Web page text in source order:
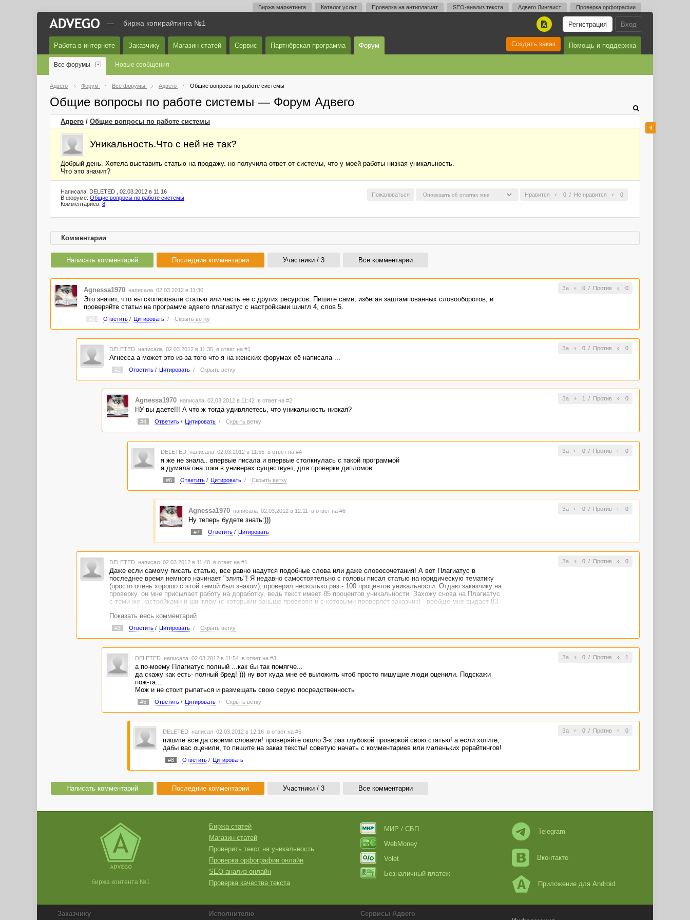
Биржа маркетинга Каталог услуг Проверка на антиплагиат SEO-анализ текста Адвего Лингвист Проверка орфографии
Вход
Регистрация
A
— биржа копирайтинга №1
Работа в интернете Заказчику Магазин статей Сервис Партнёрская программа Форум Помощь и поддержка
Создать заказ
Все форумы Новые сообщения
Адвего Форум Все форумы Адвего Общие вопросы по работе системы
Общие вопросы по работе системы — Форум Адвего
Адвего / Общие вопросы по работе системы
Уникальность.Что с ней не так?
Добрый день. Хотела выставить статью на продажу. но получила ответ от системы, что у моей работы низкая уникальность.
Что это значит?
Нравится 0 / Не нравится 0
Пожаловаться
Написала: DELETED , 02.03.2012 в 11:16
В форуме: Общие вопросы по работе системы
Комментариев: 8
Комментарии
Написать комментарий Последние комментарии Участники / 3 Все комментарии
За 0/ Против 0
Agnessa1970 написала 02.03.2012 в 11:30
Это значит, что вы скопировали статью или часть ее с других ресурсов. Пишите сами, избегая заштампованных словооборотов, и
проверяйте статьи на программе адвего плагиатус с настройками шингл 4, слов 5.
Ответить/ Цитировать / Скрыть ветку
За 0/ Против 0
DELETED написала 02.03.2012 в 11:35 в ответ на #1
Агнесса а может это из-за того что я на женских форумах её написала ...
#2 Ответить/ Цитировать / Скрыть ветку
За 1 / Против 0
Agnessa1970 написала 02.03.2012 в 11:42 в ответ на #2
НУ вы даете!!! А что ж тогда удивляетесь, что уникальность низкая?
#4 Ответить/ Цитировать / Скрыть ветку
За 0/ Против 0
DELETED написала 02.03.2012 в 11:55 в ответ на #4
я же не знала.. впервые писала и впервые столкнулась с такой программой
я думала она тока в универах существует, для проверки дипломов
#6 Ответить/ Цитировать / Скрыть ветку
За 0/ Против 0
Agnessa1970 написала 02.03.2012 в 12:11 в ответ на #6
Ну теперь будете знать:)))
#7 Ответить/ Цитировать
За 0/ Против 0
DELETED написал 02.03.2012 в 11:40 в ответ на #1
Даже если самому писать статью, все равно надутся подобные слова или даже словосочетания! А вот Плагиатус в
последнее время немного начинает "злить"! Я недавно самостоятельно с головы писал статью на юридическую тематику
(просто очень хорошо с этой темой был знаком), проверил несколько раз - 100 процентов уникальности. Отдаю заказчику на
проверку, он мне присылает работу на доработку, ведь текст имеет 85 процентов уникальности. Захожу снова на Плагиатус
с теми же настройками и шинглом (с которыми раньше проверял и с которыми проверяет заказчик) - вообще мне выдает 83
существету ни одной программы, которая проверит на все сто процентов уникальность текстов.
Показать весь комментарий
#3 Ответить/ Цитировать / Скрыть ветку
За 0/ Против 1
DELETED написала 02.03.2012 в 11:54 в ответ на #3
а по-моему Плагиатус полный ...как бы так помягче...
да скажу как есть- полный бред! ))) ну вот куда мне её выложить чтоб просто пишущие люди оценили. Подскажи
пож-та...
Мож и не стоит рыпаться и размещать свою серую посредственность
#5 Ответить/ Цитировать / Скрыть ветку
За 0/ Против 0
DELETED написал 02.03.2012 в 12:16 в ответ на #5
пишите всегда своими словами! проверяйте около 3-х раз глубокой проверкой свою статью! а если хотите,
дабы вас оценили, то пишите на заказ тексты! советую начать с комментариев или маленьких рерайтингов!
#8 Ответить/ Цитировать
Написать комментарий Последние комментарии Участники / 3 Все комментарии
биржа контента №1
Биржа статей
Магазин статей
Проверить текст на уникальность
Проверка орфографии онлайн
SEO анализ онлайн
Проверка качества текста
МИР / СБП
WebMoney
Volet
Безналичный платеж
Telegram
Вконтакте
Приложение для Android
Заказчику Исполнителю
Сервисы Адвего